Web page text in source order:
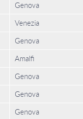
Genova
Venezia
Genova
Amalfi
Genova
Genova
Genova